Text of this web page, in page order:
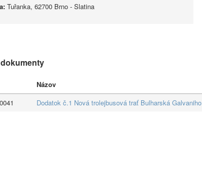
Tuřanka, 62700 Brno - Slatina
Názov
Dodatok č.1 Nová trolejbusová trať Bulharská Galvaniho